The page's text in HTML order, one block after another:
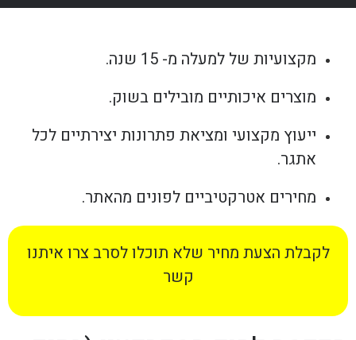
מקצועיות של למעלה מ- 15 שנה.
מוצרים איכותיים מובילים בשוק.
ייעוץ מקצועי ומציאת פתרונות יצירתיים לכל
אתגר.
מחירים אטרקטיביים לפונים מהאתר.
לקבלת הצעת מחיר שלא תוכלו לסרב צרו איתנו
קשר